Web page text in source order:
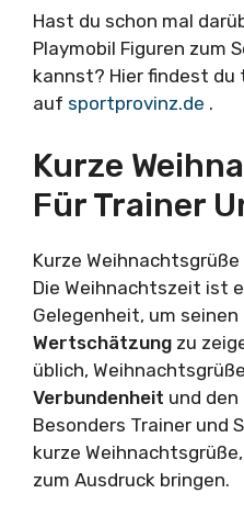
Hast du schon mal
Playmobil Figuren zum
kannst? Hier findest du
auf sportprovinz.de .
Kurze
Für Trainer
Kurze
Die Weihnachtszeit ist
Gelegenheit, um seinen
Wertschätzung zu
üblich,
Verbundenheit und den
Besonders Trainer und
kurze
zum Ausdruck bringen.